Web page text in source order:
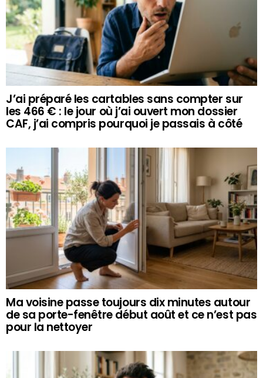
J’ai préparé les cartables sans compter sur
les 466 € : le jour où j’ai ouvert mon dossier
CAF, j’ai compris pourquoi je passais à côté
Ma voisine passe toujours dix minutes autour
de sa porte-fenêtre début août et ce n’est pas
pour la nettoyer